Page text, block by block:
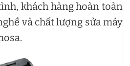
khách hàng hoàn toàn
và chất lượng sửa máy